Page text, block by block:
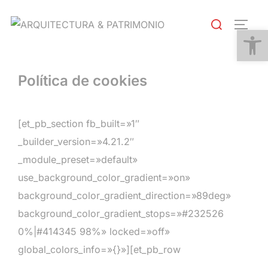
Abrir
Buscar:
Política de cookies
[et_pb_section fb_built=»1″
_builder_version=»4.21.2″
_module_preset=»default»
use_background_color_gradient=»on»
background_color_gradient_direction=»89deg»
background_color_gradient_stops=»#232526
0%|#414345 98%» locked=»off»
global_colors_info=»{}»][et_pb_row